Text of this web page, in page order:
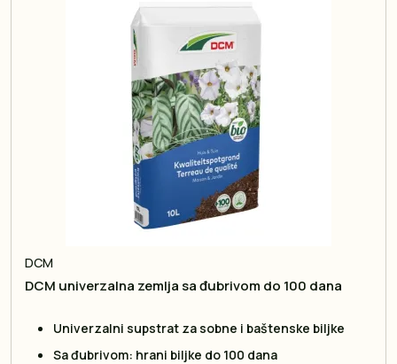
DCM
DCM univerzalna zemlja sa đubrivom do 100 dana
Univerzalni supstrat za sobne i baštenske biljke
Sa đubrivom: hrani biljke do 100 dana